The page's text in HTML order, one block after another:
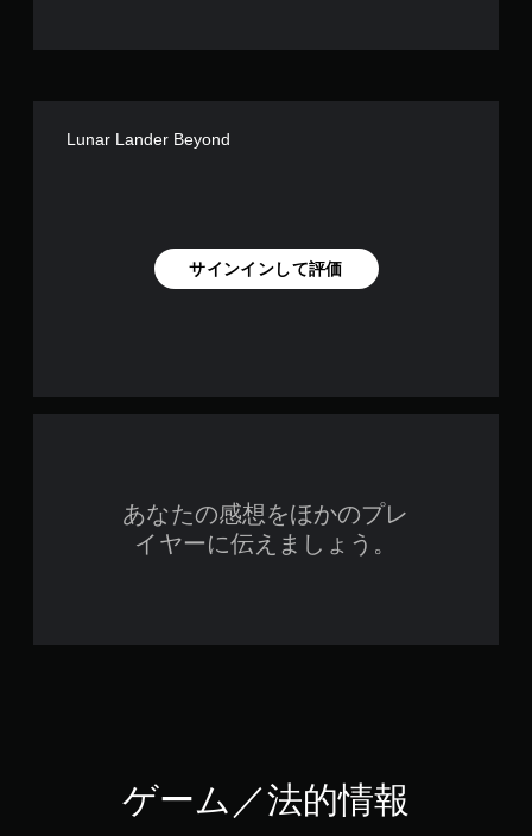
Lunar Lander Beyond
サインインして評価
あなたの感想をほかのプレ
イヤーに伝えましょう。
ゲーム／法的情報